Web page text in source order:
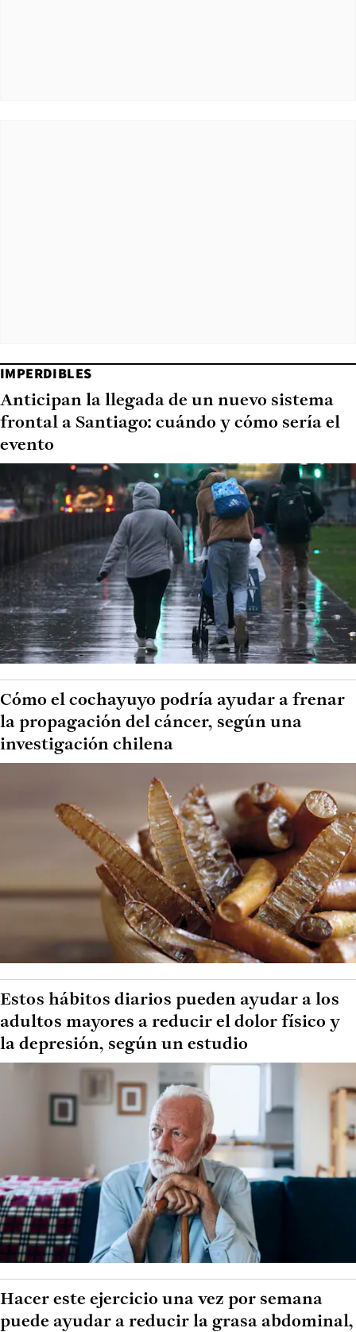
IMPERDIBLES
Anticipan la llegada de un nuevo sistema
frontal a Santiago: cuándo y cómo sería el
evento
Cómo el cochayuyo podría ayudar a frenar
la propagación del cáncer, según una
investigación chilena
Estos hábitos diarios pueden ayudar a los
adultos mayores a reducir el dolor físico y
la depresión, según un estudio
Hacer este ejercicio una vez por semana
puede ayudar a reducir la grasa abdominal,